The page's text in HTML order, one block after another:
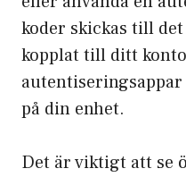
koder skickas till
kopplat till ditt
på din enhet.
Det är viktigt att se